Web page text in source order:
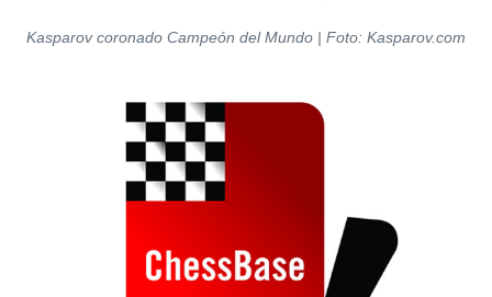
Kasparov coronado Campeón del Mundo | Foto: Kasparov.com